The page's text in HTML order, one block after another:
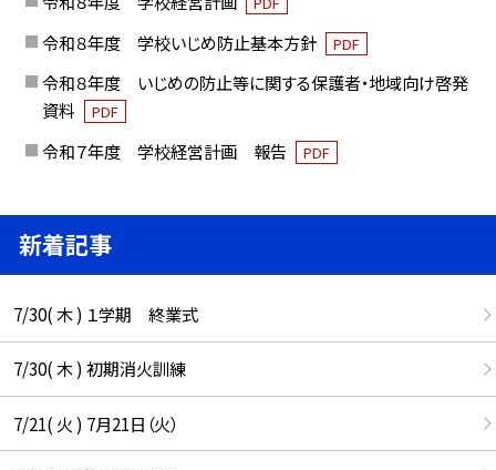
令和８年度 学校いじめ防止基本方針 PDF
令和８年度 いじめの防止等に関する保護者・地域向け啓発
資料
PDF
令和７年度 学校経営計画 報告 PDF
新着記事
7/30( 木 ) １学期 終業式
7/30( 木 ) 初期消火訓練
7/21( 火 ) 7月21日（火）